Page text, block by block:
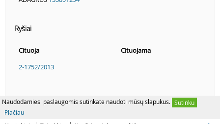
Naudodamiesi paslaugomis sutinkate naudoti mūsų slapukus. Sutinku
Plačiau
Ryšiai
Cituoja
Cituojama
2-1752/2013